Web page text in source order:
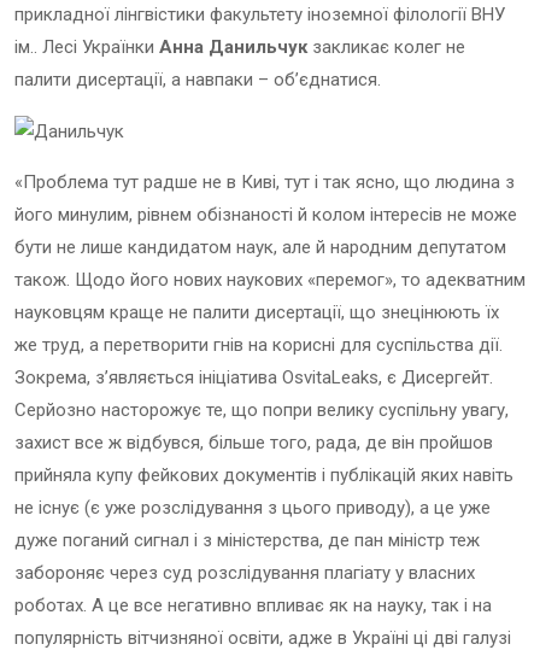
прикладної лінгвістики факультету іноземної філології ВНУ
ім.. Лесі Українки Анна Данильчукзакликає колег не
палити дисертації, а навпаки – об’єднатися.
«Проблема тут радше не в Киві, тут і так ясно, що людина з
його минулим, рівнем обізнаності й колом інтересів не може
бути не лише кандидатом наук, але й народним депутатом
також. Щодо його нових наукових «перемог», то адекватним
науковцям краще не палити дисертації, що знецінюють їх
же труд, а перетворити гнів на корисні для суспільства дії.
Зокрема, з’являється ініціатива OsvitaLeaks, є Дисергейт.
Серйозно насторожує те, що попри велику суспільну увагу,
захист все ж відбувся, більше того, рада, де він пройшов
прийняла купу фейкових документів і публікацій яких навіть
не існує (є уже розслідування з цього приводу), а це уже
дуже поганий сигнал і з міністерства, де пан міністр теж
забороняє через суд розслідування плагіату у власних
роботах. А це все негативно впливає як на науку, так і на
популярність вітчизняної освіти, адже в Україні ці дві галузі